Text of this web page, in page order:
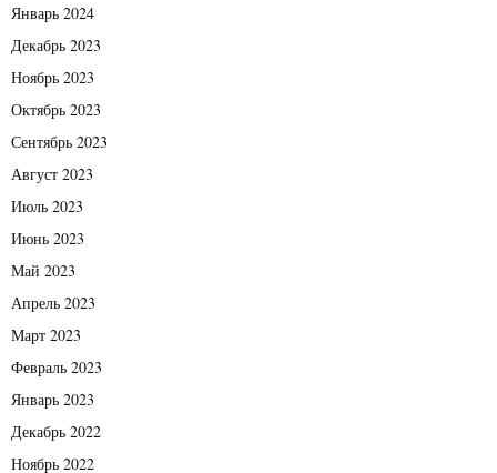
Январь 2024
Декабрь 2023
Ноябрь 2023
Октябрь 2023
Сентябрь 2023
Август 2023
Июль 2023
Июнь 2023
Май 2023
Апрель 2023
Март 2023
Февраль 2023
Январь 2023
Декабрь 2022
Ноябрь 2022